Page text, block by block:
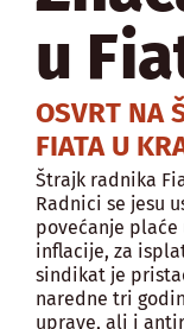
u
OSVRT NA
FIATA U
Štrajk radnika
Radnici se jesu
povećanje plaće
inflacije, za
sindikat je
naredne tri
uprave, ali i